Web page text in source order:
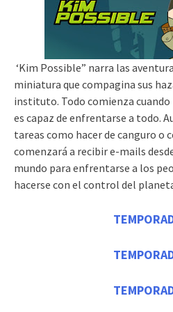
‘Kim Possible” narra las
miniatura que compagina sus
instituto. Todo comienza cuando
es capaz de enfrentarse a todo.
tareas como hacer de canguro o
comenzará a recibir e-mails
mundo para enfrentarse a los
hacerse con el control del